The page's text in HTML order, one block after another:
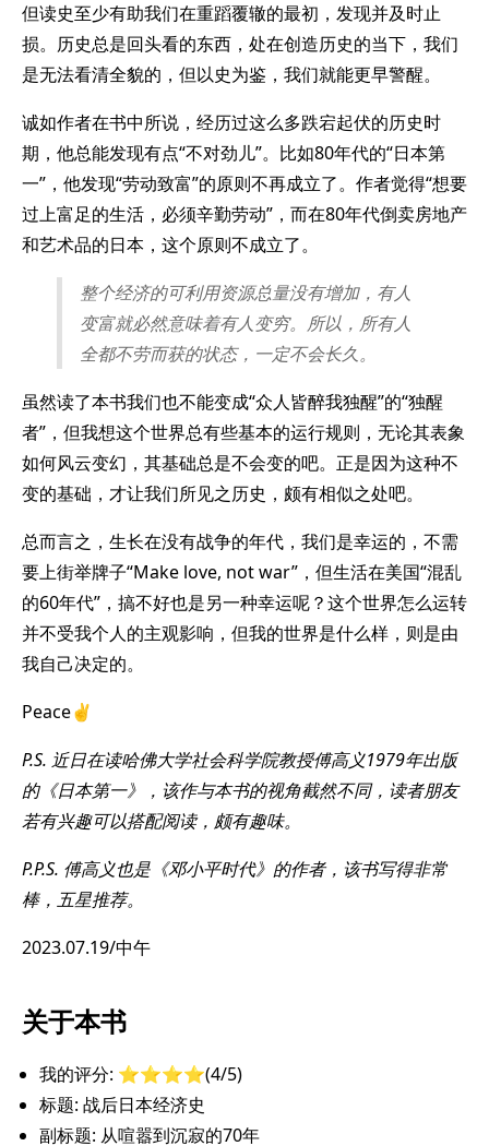
但读史至少有助我们在重蹈覆辙的最初，发现并及时止
损。历史总是回头看的东西，处在创造历史的当下，我们
是无法看清全貌的，但以史为鉴，我们就能更早警醒。
诚如作者在书中所说，经历过这么多跌宕起伏的历史时
期，他总能发现有点“不对劲儿”。比如80年代的“日本第
一”，他发现“劳动致富”的原则不再成立了。作者觉得“想要
过上富足的生活，必须辛勤劳动”，而在80年代倒卖房地产
和艺术品的日本，这个原则不成立了。
整个经济的可利用资源总量没有增加，有人
变富就必然意味着有人变穷。所以，所有人
全都不劳而获的状态，一定不会长久。
虽然读了本书我们也不能变成“众人皆醉我独醒”的“独醒
者”，但我想这个世界总有些基本的运行规则，无论其表象
如何风云变幻，其基础总是不会变的吧。正是因为这种不
变的基础，才让我们所见之历史，颇有相似之处吧。
总而言之，生长在没有战争的年代，我们是幸运的，不需
要上街举牌子“Make love, not war”，但生活在美国“混乱
的60年代”，搞不好也是另一种幸运呢？这个世界怎么运转
并不受我个人的主观影响，但我的世界是什么样，则是由
我自己决定的。
Peace✌️
P.S. 近日在读哈佛大学社会科学院教授傅高义1979年出版
的《日本第一》，该作与本书的视角截然不同，读者朋友
若有兴趣可以搭配阅读，颇有趣味。
P.P.S. 傅高义也是《邓小平时代》的作者，该书写得非常
棒，五星推荐。
2023.07.19/中午
关于本书
我的评分: ⭐️⭐️⭐️⭐️(4/5)
标题: 战后日本经济史
副标题: 从喧嚣到沉寂的70年